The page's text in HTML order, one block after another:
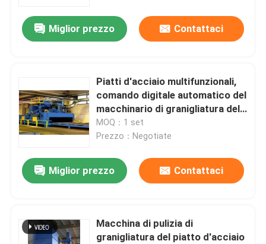
Miglior prezzo Contattaci
Piatti d'acciaio multifunzionali,
comando digitale automatico del
macchinario di granigliatura del
tubo
MOQ：1 set
Prezzo：Negotiate
Miglior prezzo Contattaci
Macchina di pulizia di
granigliatura del piatto d'acciaio